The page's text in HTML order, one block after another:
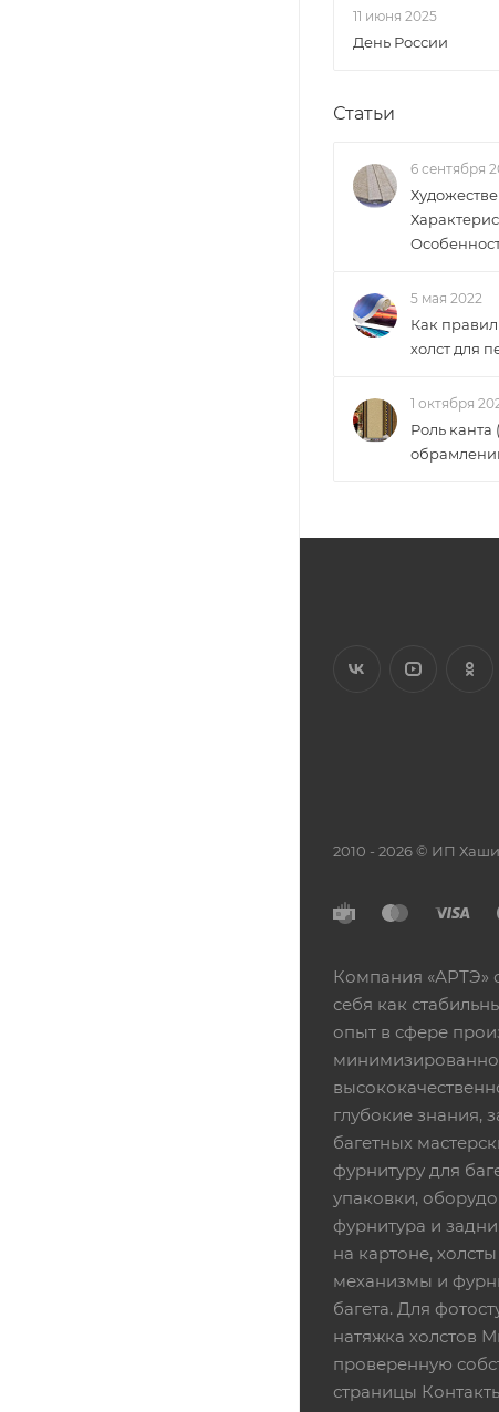
11 июня 2025
День России
Статьи
6 сентября
5 мая 2022
Как
холст для
1 октября
Роль канта
2010 - 2026 © ИП
Компания «АРТЭ»
себя как
опыт в сфере
глубокие знания,
багетных
фурнитуру для
упаковки,
фурнитура и
на картоне,
механизмы и
багета. Для
натяжка холстов
проверенную
страницы